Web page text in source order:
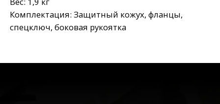
Комплектация: Защитный кожух, фланцы,
спецключ, боковая рукоятка